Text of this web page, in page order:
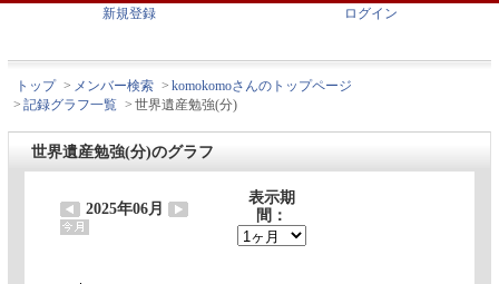
新規登録 ログイン
トップ > メンバー検索 > komokomoさんのトップページ
> 記録グラフ一覧 > 世界遺産勉強(分)
世界遺産勉強(分)のグラフ
2025年06月
表示期
間：